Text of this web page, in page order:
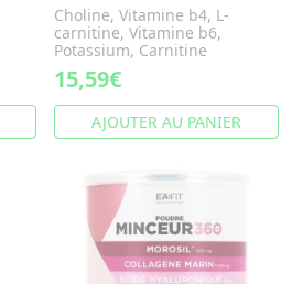
Choline, Vitamine b4, L-
carnitine, Vitamine b6,
Potassium, Carnitine
15,59€
AJOUTER AU PANIER